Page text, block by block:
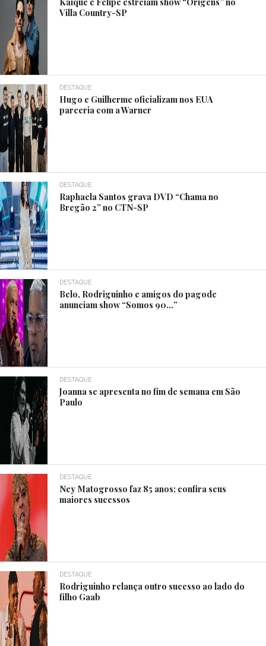
Villa Country-SP
DESTAQUE
Hugo e Guilherme oficializam nos EUA
parceria com a Warner
DESTAQUE
Raphaela Santos grava DVD “Chama no
Bregão 2” no CTN-SP
DESTAQUE
Belo, Rodriguinho e amigos do pagode
anunciam show “Somos 90…”
DESTAQUE
Joanna se apresenta no fim de semana em São
Paulo
DESTAQUE
Ney Matogrosso faz 85 anos; confira seus
maiores sucessos
DESTAQUE
Rodriguinho relança outro sucesso ao lado do
filho Gaab